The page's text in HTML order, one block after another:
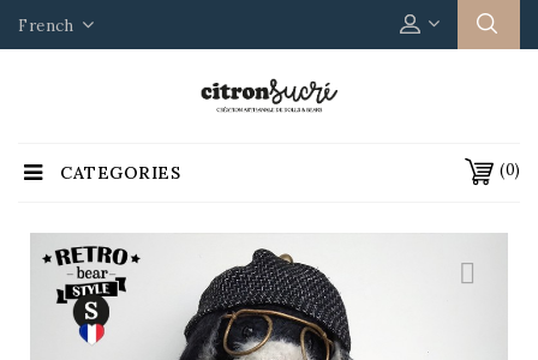
French
(0)
CATEGORIES